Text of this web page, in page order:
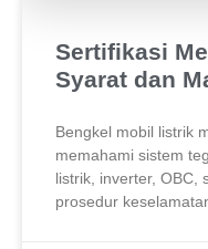
Sertifikasi
Syarat dan
Bengkel mobil listrik
memahami sistem
listrik, inverter, OBC,
prosedur